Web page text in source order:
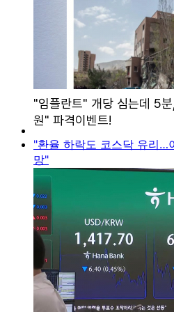
"환율 하락도 코스닥 유리…
망"